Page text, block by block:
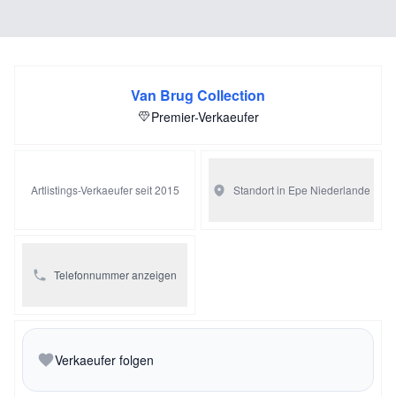
Van Brug Collection
Premier-Verkaeufer
Artlistings-Verkaeufer seit 2015 Standort in Epe Niederlande
Telefonnummer anzeigen
Verkaeufer folgen